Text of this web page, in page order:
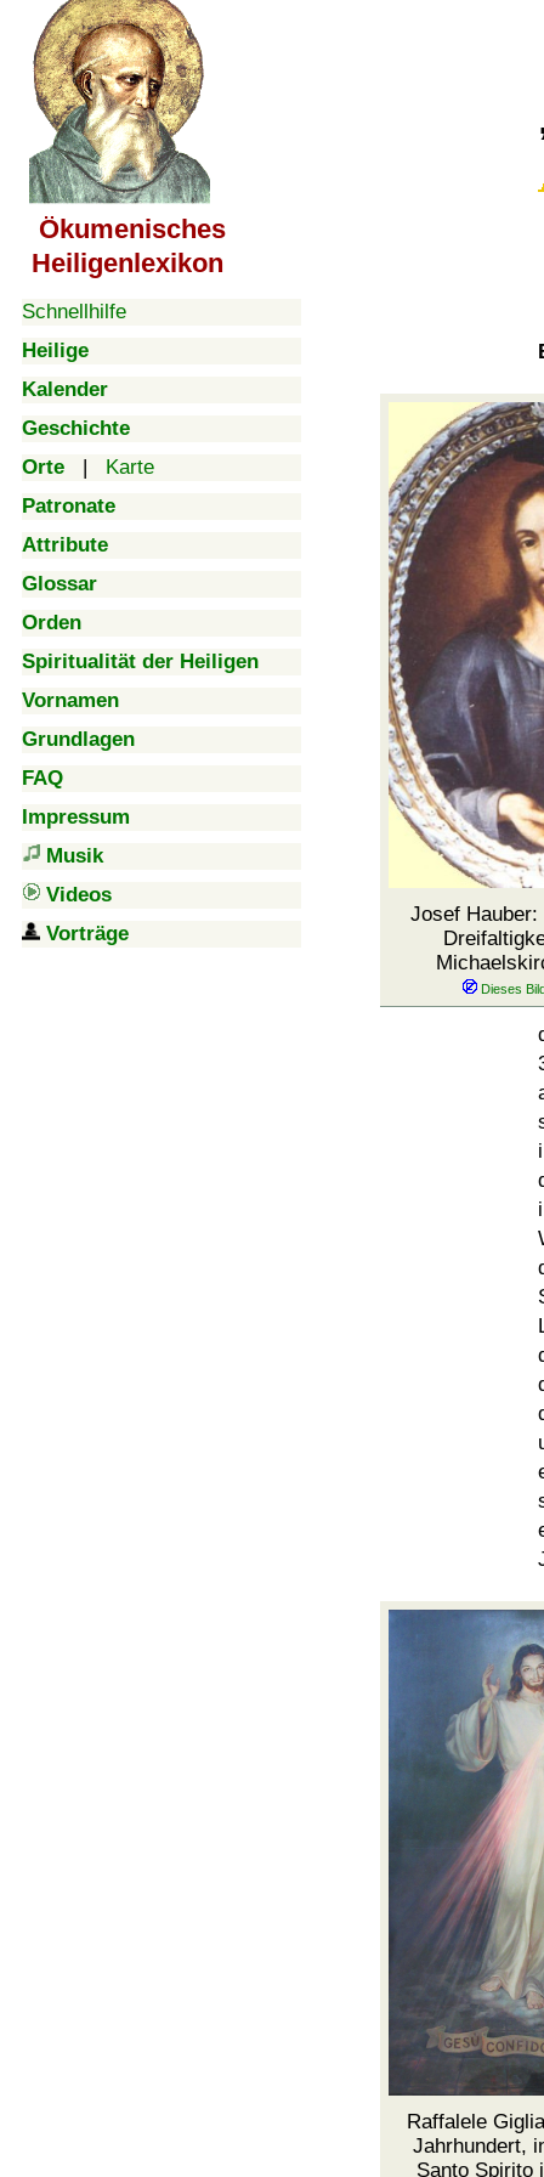
Ökumenisches
Heiligenlexikon
Schnellhilfe
Heilige
Kalender
Geschichte
Orte | Karte
Patronate
Attribute
Glossar
Orden
Spiritualität der Heiligen
Vornamen
Grundlagen
FAQ
Impressum
Musik
Videos
Vorträge
Josef
Raffalele
Jahrhundert,
Santo Spirito